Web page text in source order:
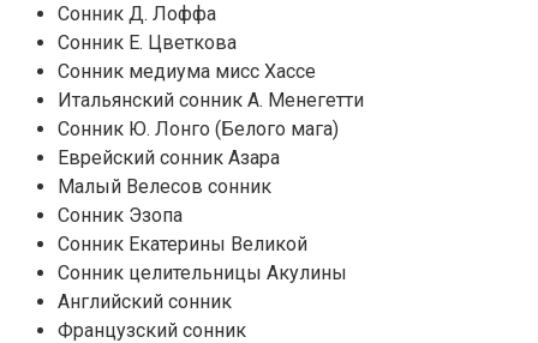
Сонник Д. Лоффа
Сонник Е. Цветкова
Сонник медиума мисс Хассе
Итальянский сонник А. Менегетти
Сонник Ю. Лонго (Белого мага)
Еврейский сонник Азара
Малый Велесов сонник
Сонник Эзопа
Сонник Екатерины Великой
Сонник целительницы Акулины
Английский сонник
Французский сонник